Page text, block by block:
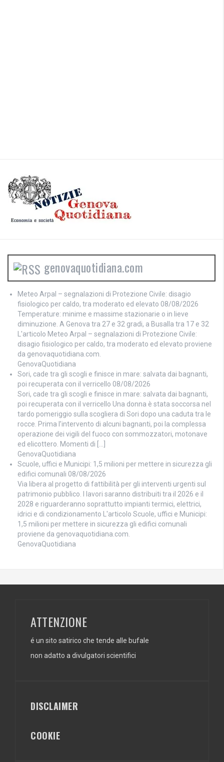
genovaquotidiana.com
Meteo Arpal – segnalazioni di Protezione Civile: disagio
fisiologico per caldo, tra moderato ed elevato 08/08/2026
Temperature: minime e massime stazionarie o in lieve
diminuzione. A Genova tra 27 e 32 gradi, a Busalla tra 17 e 32
L'articolo Meteo Arpal – segnalazioni di Protezione Civile:
disagio fisiologico per caldo, tra moderato ed elevato proviene
da genovaquotidiana.com.
GenovaQuotidiana
Sori, cade tra gli scogli e finisce in mare: salvata dai bagnanti,
poi recuperata con il verricello 08/08/2026
Sori, cade tra gli scogli e finisce in mare: salvata dai bagnanti,
poi recuperata con il verricello Una donna è stata soccorsa nel
tardo pomeriggio sulla scogliera di Sori dopo una caduta tra le
rocce. Prima l’intervento di alcuni bagnanti, poi la complessa
operazione dei vigili del fuoco con sommozzatori, motonave
ed elicottero. Momenti di […]
GenovaQuotidiana
Scuole, uffici e Municipi: 1,5 milioni per mettere in sicurezza gli
edifici comunali 08/08/2026
Via libera al progetto di fattibilità per gli interventi urgenti sul
patrimonio pubblico. I lavori saranno distribuiti tra il 2026 e il
2028 e riguarderanno soprattutto impianti termici, elettrici,
idrici e di condizionamento L'articolo Scuole, uffici e Municipi:
1,5 milioni per mettere in sicurezza gli edifici comunali
proviene da genovaquotidiana.com.
GenovaQuotidiana
ATTENZIONE
é un sito satirico che tende alle bufale
non adatto a divulgatori scientifici
DISCLAIMER
COOKIE